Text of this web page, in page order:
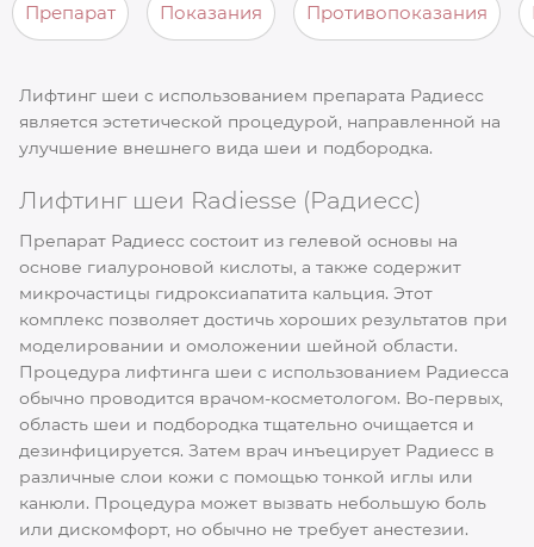
Препарат Показания Противопоказания
Лифтинг шеи с использованием препарата Радиесс
является эстетической процедурой, направленной на
улучшение внешнего вида шеи и подбородка.
Лифтинг шеи Radiesse (Радиесс)
Препарат Радиесс состоит из гелевой основы на
основе гиалуроновой кислоты, а также содержит
микрочастицы гидроксиапатита кальция. Этот
комплекс позволяет достичь хороших результатов при
моделировании и омоложении шейной области.
Процедура лифтинга шеи с использованием Радиесса
обычно проводится врачом-косметологом. Во-первых,
область шеи и подбородка тщательно очищается и
дезинфицируется. Затем врач инъецирует Радиесс в
различные слои кожи с помощью тонкой иглы или
канюли. Процедура может вызвать небольшую боль
или дискомфорт, но обычно не требует анестезии.